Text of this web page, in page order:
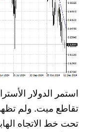
استمر الدولار
تقاطع ميت. ولم
تحت خط الاتجاه